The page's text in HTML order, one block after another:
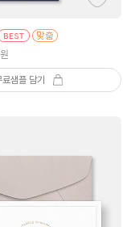
원
료샘플 담기